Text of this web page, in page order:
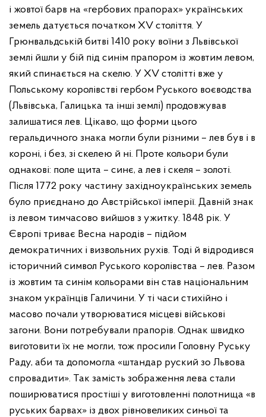
і жовтої барв на «гербових прапорах» українських
земель датується початком ХV століття. У
Грюнвальдській битві 1410 року воїни з Львівської
землі йшли у бій під синім прапором із жовтим левом,
який спинається на скелю. У ХV столітті вже у
Польському королівстві гербом Руського воєводства
(Львівська, Галицька та інші землі) продовжував
залишатися лев. Цікаво, що форми цього
геральдичного знака могли були різними – лев був і в
короні, і без, зі скелею й ні. Проте кольори були
однакові: поле щита – синє, а лев і скеля – золоті.
Після 1772 року частину західноукраїнських земель
було приєднано до Австрійської імперії. Давній знак
із левом тимчасово вийшов з ужитку. 1848 рік. У
Європі триває Весна народів – підйом
демократичних і визвольних рухів. Тоді й відродився
історичний символ Руського королівства – лев. Разом
із жовтим та синім кольорами він став національним
знаком українців Галичини. У ті часи стихійно і
масово почали утворюватися місцеві військові
загони. Вони потребували прапорів. Однак швидко
виготовити їх не могли, тож просили Головну Руську
Раду, аби та допомогла «штандар руский зо Львова
спровадити». Так замість зображення лева стали
поширюватися простіші у виготовленні полотнища «в
руських барвах» із двох рівновеликих синьої та